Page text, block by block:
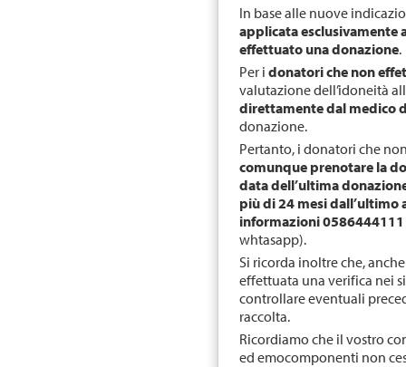
In base alle nuove
applicata esclusivamente
effettuato una donazione.
Per idonatori che non
valutazione dell’idoneità
direttamente dal medico
donazione.
Pertanto, i donatori che
comunque prenotare la
data dell’ultima
più di 24 mesi dall’ultimo
informazioni
whtasapp).
Si ricorda inoltre che,
effettuata una verifica nei
controllare eventuali
raccolta.
Ricordiamo che il vostro
ed emocomponenti non